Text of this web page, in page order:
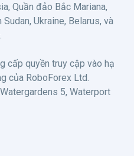
Quần đảo Bắc Mariana,
Ukraine, Belarus, và
cấp quyền truy cập vào hạ
của RoboForex Ltd.
5, Waterport